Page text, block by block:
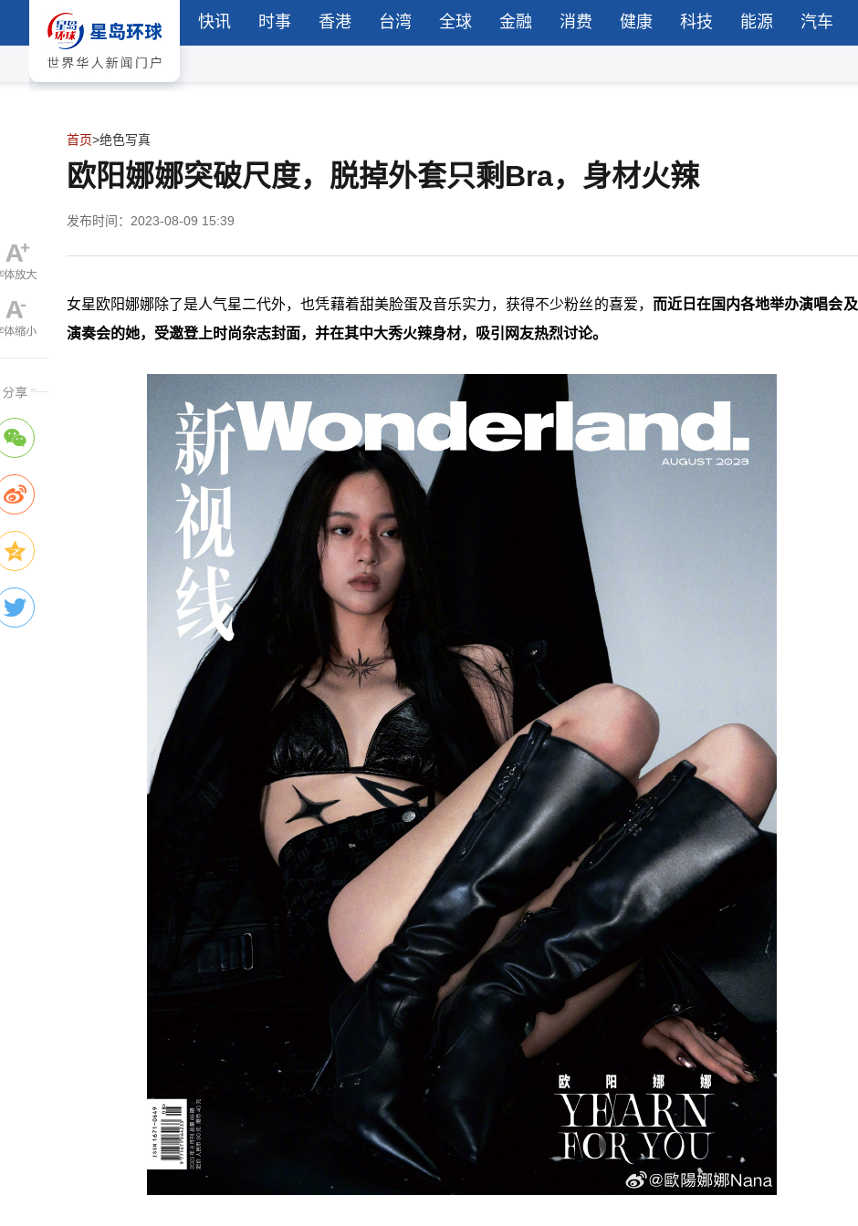
快讯 时事 香港 台湾 全球 金融 消费 健康 科技 能源 汽车
首页>绝色写真
欧阳娜娜突破尺度，脱掉外套只剩Bra，身材火辣
发布时间：2023-08-09 15:39
女星欧阳娜娜除了是人气星二代外，也凭藉着甜美脸蛋及音乐实力，获得不少粉丝的喜爱， 而近日在国内各地举办演唱会及
演奏会的她，受邀登上时尚杂志封面，并在其中大秀火辣身材，吸引网友热烈讨论。